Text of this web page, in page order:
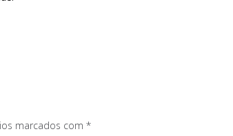
marcados com *